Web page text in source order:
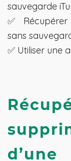
sauvegarde
✅ Récupérer
sans
✅ Utiliser une